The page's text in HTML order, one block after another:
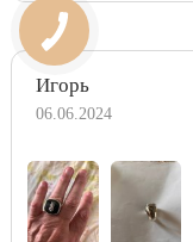
Игорь
06.06.2024